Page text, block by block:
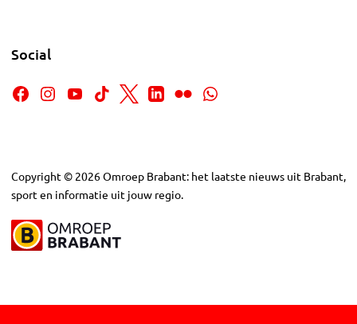
Social
Copyright © 2026Omroep Brabant: het laatste nieuws uit Brabant,
sport en informatie uit jouw regio.